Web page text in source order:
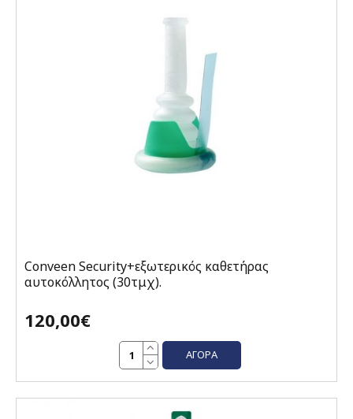
Conveen Security+εξωτερικός καθετήρας
αυτοκόλλητος (30τμχ).
120,00€
ΑΓΟΡΆ